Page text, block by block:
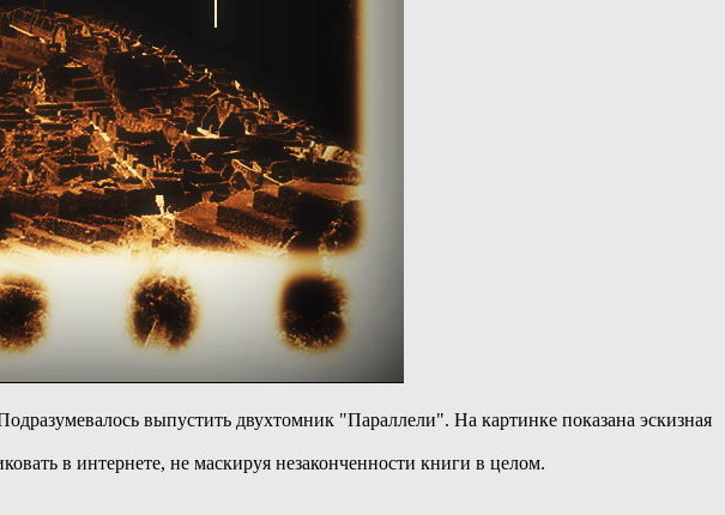
выпустить двухтомник "Параллели". На картинке показана эскизная
в интернете, не маскируя незаконченности книги в целом.